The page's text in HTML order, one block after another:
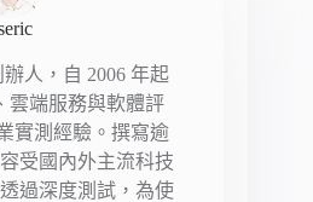
辦人，自 2006 年起
雲端服務與軟體評
實測經驗。撰寫逾
受國內外主流科技
過深度測試，為使